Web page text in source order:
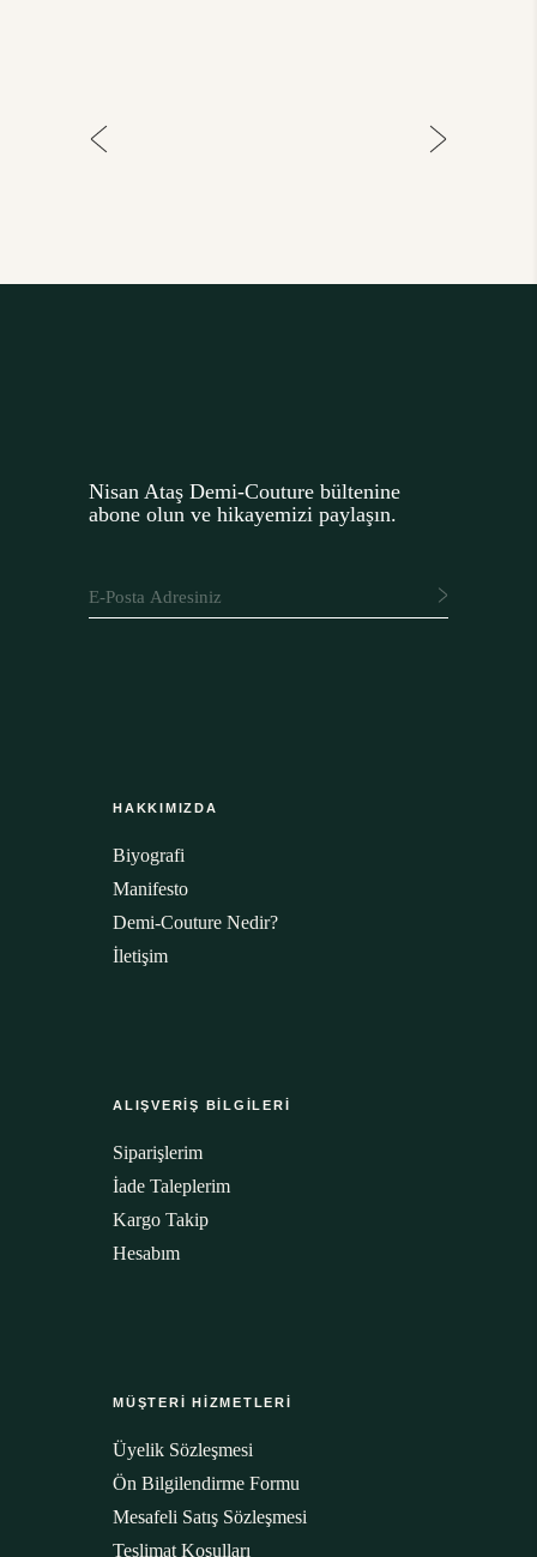
Nisan Ataş Demi-Couture bültenine
abone olun ve hikayemizi paylaşın.
HAKKIMIZDA
Biyografi
Manifesto
Demi-Couture Nedir?
İletişim
ALIŞVERİŞ BİLGİLERİ
Siparişlerim
İade Taleplerim
Kargo Takip
Hesabım
MÜŞTERİ HİZMETLERİ
Üyelik Sözleşmesi
Ön Bilgilendirme Formu
Mesafeli Satış Sözleşmesi
Teslimat Koşulları